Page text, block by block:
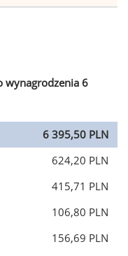
wynagrodzenia 6
6 395,50 PLN
624,20 PLN
415,71 PLN
106,80 PLN
156,69 PLN